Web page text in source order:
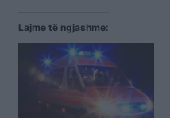
Lajme të ngjashme: